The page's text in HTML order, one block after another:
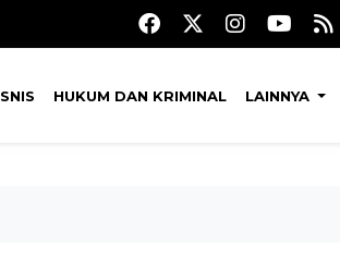
HUKUM DAN KRIMINAL LAINNYA